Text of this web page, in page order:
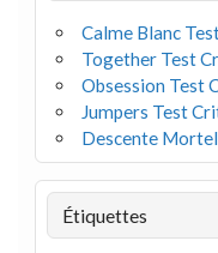
Calme Blanc
Together Test
Obsession Test
Jumpers Test
Descente
Étiquettes